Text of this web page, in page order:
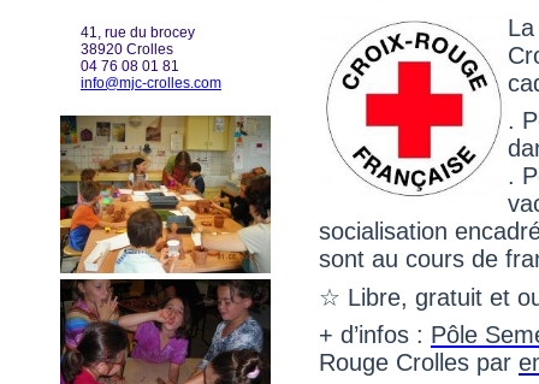
41, rue du brocey
38920 Crolles
04 76 08 01 81
info@mjc-crolles.com
.
.
socialisation
sont au cours de
☆ Libre, gratuit et
+ d’infos : Pôle
Rouge Crolles par